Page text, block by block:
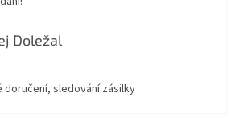
Doležal
obchodu je 5 z 5 hvězdiček.
doručení, sledování zásilky